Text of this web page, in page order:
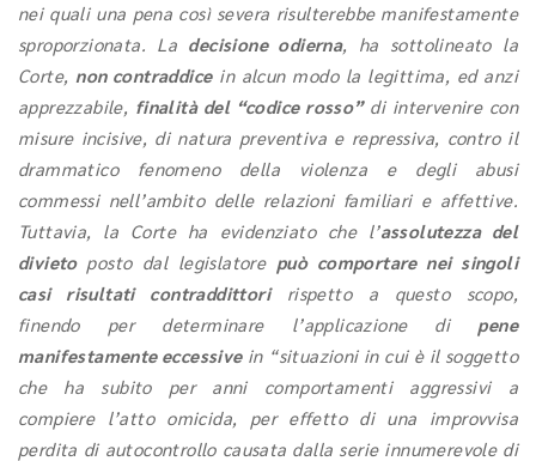
nei quali una pena così severa risulterebbe manifestamente
sproporzionata. La decisione odierna, ha sottolineato la
Corte, non contraddicein alcun modo la legittima, ed anzi
apprezzabile, finalità del “codice rosso”di intervenire con
misure incisive, di natura preventiva e repressiva, contro il
drammatico fenomeno della violenza e degli abusi
commessi nell’ambito delle relazioni familiari e affettive.
Tuttavia, la Corte ha evidenziato che l’assolutezza del
divieto posto dal legislatore può comportare nei singoli
casi risultati contraddittoririspetto a questo scopo,
finendo per determinare l’applicazione di pene
manifestamente eccessivein “situazioni in cui è il soggetto
che ha subito per anni comportamenti aggressivi a
compiere l’atto omicida, per effetto di una improvvisa
perdita di autocontrollo causata dalla serie innumerevole di